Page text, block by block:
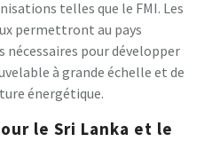
telles que le FMI. Les
permettront au pays
pour développer
à grande échelle et de
énergétique.
le Sri Lanka et le